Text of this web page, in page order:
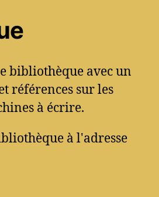
bibliothèque avec un
références sur les
à écrire.
à l'adresse